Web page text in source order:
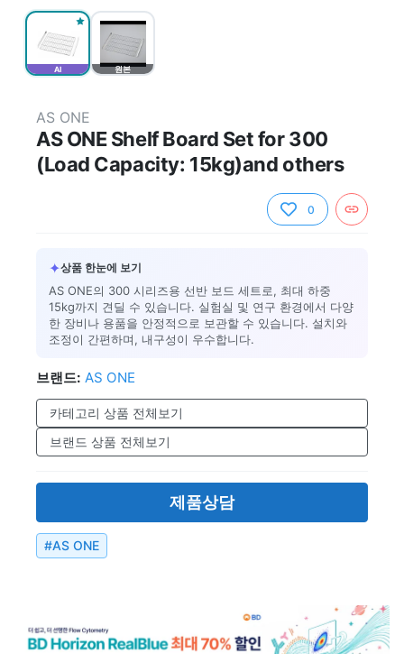
AI 원본
AS ONE
AS ONE Shelf Board Set for 300
(Load Capacity: 15kg)and others
0
✦상품 한눈에 보기
AS ONE의 300 시리즈용 선반 보드 세트로, 최대 하중
15kg까지 견딜 수 있습니다. 실험실 및 연구 환경에서 다양
한 장비나 용품을 안정적으로 보관할 수 있습니다. 설치와
조정이 간편하며, 내구성이 우수합니다.
브랜드: AS ONE
카테고리 상품 전체보기
브랜드 상품 전체보기
제품상담
#AS ONE